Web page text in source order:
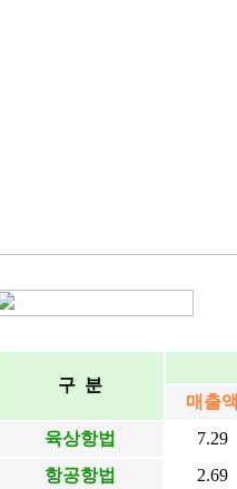
구 분
매출
육상항법
7.29
항공항법
2.69